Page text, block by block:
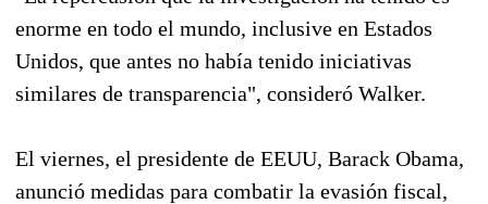
enorme en todo el mundo, inclusive en Estados
Unidos, que antes no había tenido iniciativas
similares de transparencia", consideró Walker.
El viernes, el presidente de EEUU, Barack Obama,
anunció medidas para combatir la evasión fiscal,